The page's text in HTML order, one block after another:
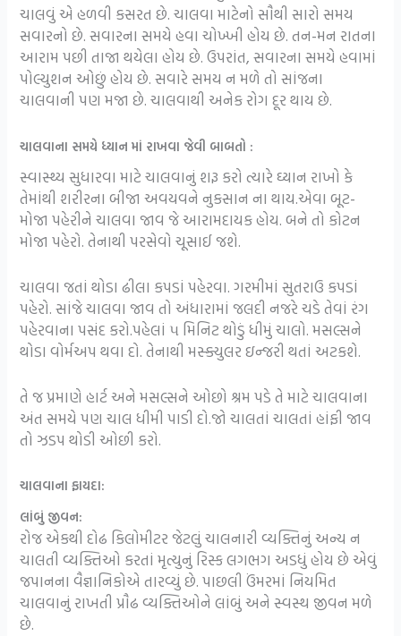
ચાલવું એ હળવી કસરત છે. ચાલવા માટેનો સૌથી સારો સમય
સવારનો છે. સવારના સમયે હવા ચોખ્ખી હોય છે. તન-મન રાતના
આરામ પછી તાજા થયેલા હોય છે. ઉપરાંત, સવારના સમયે હવામાં
પોલ્યુશન ઓછું હોય છે. સવારે સમય ન મળે તો સાંજના
ચાલવાની પણ મજા છે. ચાલવાથી અનેક રોગ દૂર થાય છે.
ચાલવાના સમયે ધ્યાન માં રાખવા જેવી બાબતો :
સ્વાસ્થ્ય સુધારવા માટે ચાલવાનું શરૂ કરો ત્યારે ઘ્યાન રાખો કે
તેમાંથી શરીરના બીજા અવયવને નુકસાન ના થાય.એવા બૂટ-
મોજા પહેરીને ચાલવા જાવ જે આરામદાયક હોય. બને તો કોટન
મોજા પહેરો. તેનાથી પરસેવો ચૂસાઈ જશે.
ચાલવા જતાં થોડા ઢીલા કપડાં પહેરવા. ગરમીમાં સુતરાઉ કપડાં
પહેરો. સાંજે ચાલવા જાવ તો અંધારામાં જલદી નજરે ચડે તેવાં રંગ
પહેરવાના પસંદ કરો.પહેલાં ૫ મિનિટ થોડું ધીમું ચાલો. મસલ્સને
થોડા વોર્મઅપ થવા દો. તેનાથી મસ્ક્યુલર ઇન્જરી થતાં અટકશે.
તે જ પ્રમાણે હાર્ટ અને મસલ્સને ઓછો શ્રમ પડે તે માટે ચાલવાના
અંત સમયે પણ ચાલ ધીમી પાડી દો.જો ચાલતાં ચાલતાં હાંફી જાવ
તો ઝડપ થોડી ઓછી કરો.
ચાલવાના ફાયદા:
લાંબું જીવન:
રોજ એકથી દોઢ કિલોમીટર જેટલું ચાલનારી વ્યક્તિનું અન્ય ન
ચાલતી વ્યક્તિઓ કરતાં મૃત્યુનું રિસ્ક લગભગ અડધું હોય છે એવું
જપાનના વૈજ્ઞાનિકોએ તારવ્યું છે. પાછલી ઉંમરમાં નિયમિત
ચાલવાનું રાખતી પ્રૌઢ વ્યક્તિઓને લાંબું અને સ્વસ્થ જીવન મળે
છે.